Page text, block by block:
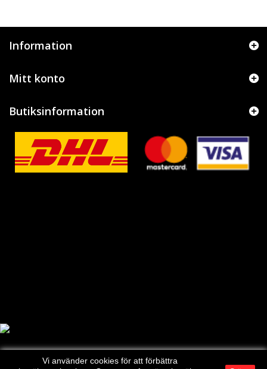
Information
Mitt konto
Butiksinformation
Vi använder cookies för att förbättra